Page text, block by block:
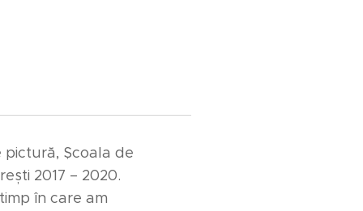
pictură, Școala de
2017 – 2020.
în care am